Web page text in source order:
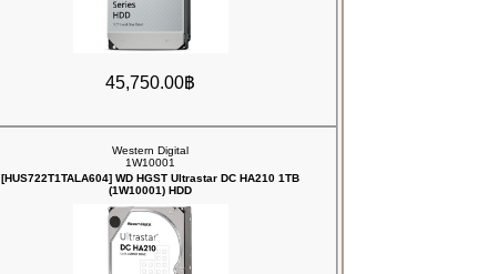
45,750.00฿
Western Digital
1W10001
[HUS722T1TALA604] WD HGST Ultrastar DC HA210 1TB
(1W10001) HDD